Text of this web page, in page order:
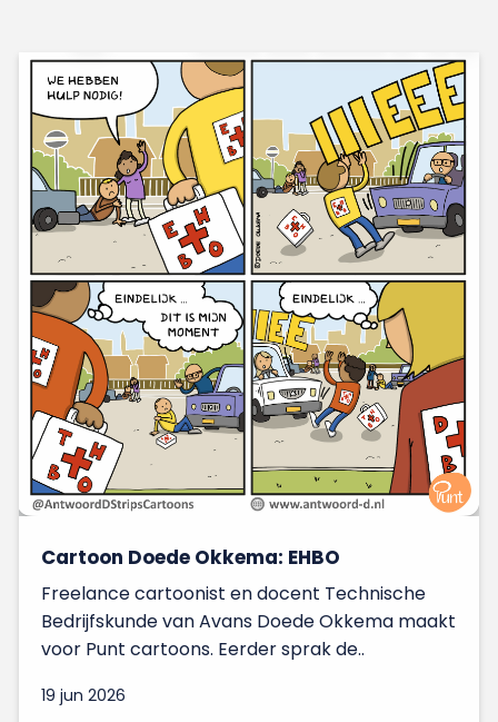
Cartoon Doede Okkema: EHBO
Freelance cartoonist en docent Technische
Bedrijfskunde van Avans Doede Okkema maakt
voor Punt cartoons. Eerder sprak de..
19 jun 2026